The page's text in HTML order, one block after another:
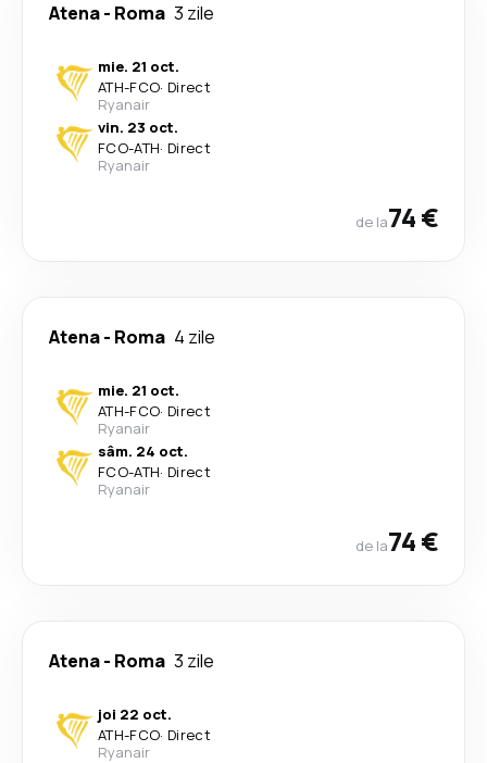
Atena- Roma 3 zile
mie. 21 oct.
ATH-FCO· Direct
Ryanair
vin. 23 oct.
FCO-ATH· Direct
Ryanair
de la74 €
Atena- Roma 4 zile
mie. 21 oct.
ATH-FCO· Direct
Ryanair
sâm. 24 oct.
FCO-ATH· Direct
Ryanair
de la74 €
Atena- Roma 3 zile
joi 22 oct.
ATH-FCO· Direct
Ryanair